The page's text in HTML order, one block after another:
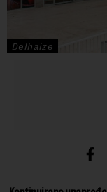
Delhaize